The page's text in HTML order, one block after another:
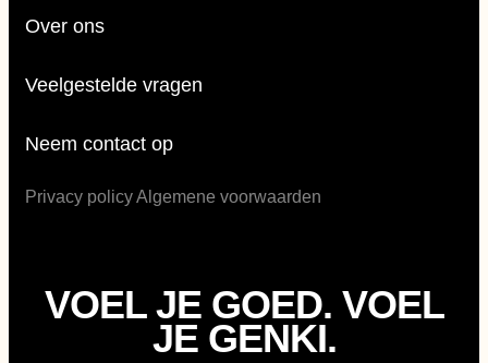
Over ons
Veelgestelde vragen
Neem contact op
Privacy policyAlgemene voorwaarden
VOEL JE GOED. VOEL
JE GENKI.